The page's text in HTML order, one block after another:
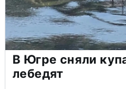
В Югре сняли
лебедят